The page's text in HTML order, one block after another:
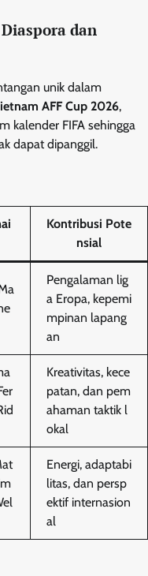
dan
unik dalam
AFF Cup 2026,
kalender FIFA sehingga
dapat dipanggil.
Kontribusi Pote
nsial
Pengalaman lig
a Eropa, kepemi
mpinan lapang
an
Kreativitas, kece
patan, dan pem
ahaman taktik l
okal
Energi, adaptabi
litas, dan persp
ektif internasion
al